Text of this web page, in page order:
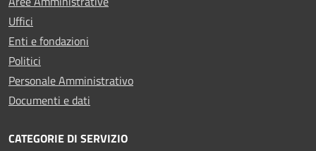
Uffici
Enti e fondazioni
Politici
Personale Amministrativo
Documenti e dati
CATEGORIE DI SERVIZIO